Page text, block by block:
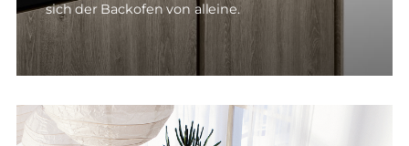
sich der Backofen von alleine.